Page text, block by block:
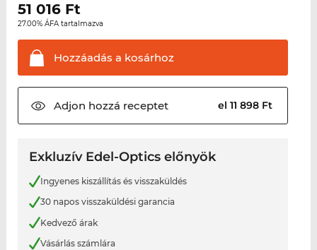
51 016Ft
27.00% ÁFA tartalmazva
Hozzáadás a kosárhoz
Adjon hozzá receptet el 11 898 Ft
Exkluzív Edel-Optics előnyök
Ingyenes kiszállítás és visszaküldés
30 napos visszaküldési garancia
Kedvező árak
Vásárlás számlára